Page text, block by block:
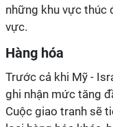
những khu vực thúc
vực.
Hàng hóa
Trước cả khi Mỹ -
ghi nhận mức tăng
Cuộc giao tranh sẽ